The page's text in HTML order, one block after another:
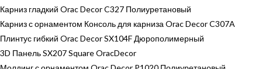
Карниз гладкий Orac Decor C327 Полиуретановый
Карниз с орнаментом Консоль для карниза Orac Decor C307A
Плинтус гибкий Orac Decor SX104F Дюрополимерный
3D Панель SX207 Square OracDecor